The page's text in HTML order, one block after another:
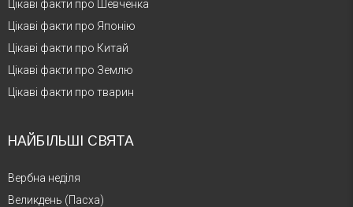
Цікаві факти про Шевченка
Цікаві факти про Японію
Цікаві факти про Китай
Цікаві факти про Землю
Цікаві факти про тварин
НАЙБІЛЬШІ СВЯТА
Вербна неділя
Великдень (Пасха)